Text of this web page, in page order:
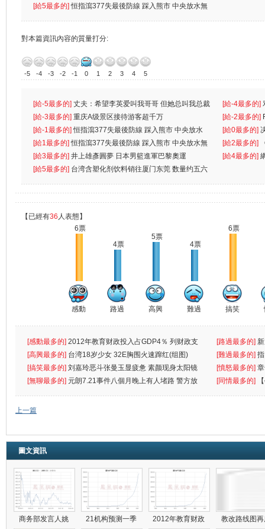
[給5最多的]恒指瀉377失最後防線 踩入熊市 中央放水無
對本篇資訊內容的質量打分:
-5 -4 -3 -2 -1 0 1 2 3 4 5
[給-5最多的] 丈夫：希望李英爱叫我哥哥 但她总叫我总裁
先
[給-4最多的]
离
[給-3最多的] 重庆A级景区接待游客超千万 [給-2最多的]
[給-1最多的]恒指瀉377失最後防線 踩入熊市 中央放水
無
[給0最多的]
[給1最多的]恒指瀉377失最後防線 踩入熊市 中央放水無 [給2最多的]
[給3最多的] 井上雄彥圓夢 日本男籃進軍巴黎奧運 [給4最多的]
[給5最多的] 台湾含塑化剂饮料销往厦门东莞 数量约五六
【已經有36 人表態】
6票
感動
4票
路過
5票
高興
4票
難過
6票
搞笑
[感動最多的] 2012年教育财政投入占GDP4％ 列财政支
出首位
[路過最多的]
[高興最多的] 台湾18岁少女 32E胸围火速蹿红(组图) [難過最多的]
罪
[搞笑最多的] 刘嘉玲恶斗张曼玉显疲惫 素颜现身太阳镜
遮
[憤怒最多的]
[無聊最多的] 元朗7.21事件八個月晚上有人堵路 警方放
催
[同情最多的]
敗
上一篇
圖文資訊
商务部发言人姚 21机构预测一季 2012年教育财政 教改路线图